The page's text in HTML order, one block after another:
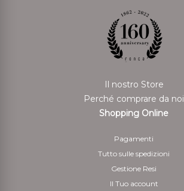
Il nostro Store
Perché comprare da noi
Shopping Online
Pagamenti
Tutto sulle spedizioni
Gestione Resi
Il Tuo account